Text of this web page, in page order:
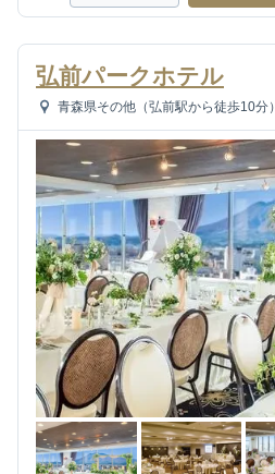
弘前パークホテル
青森県その他（弘前駅から徒歩10分）